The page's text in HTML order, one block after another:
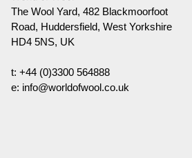
The Wool Yard, 482 Blackmoorfoot
Road, Huddersfield, West Yorkshire
HD4 5NS, UK
t: +44 (0)3300 564888
e: info@worldofwool.co.uk